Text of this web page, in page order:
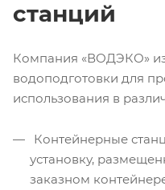
станций
Компания «ВОДЭКО»
водоподготовки для
использования в
Контейнерные
установку,
заказном